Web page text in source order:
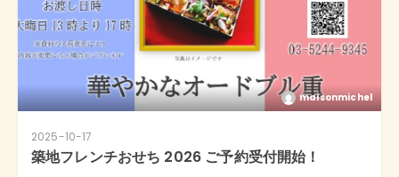
maisonmichel
2025-10-17
築地フレンチおせち 2026 ご予約受付開始！